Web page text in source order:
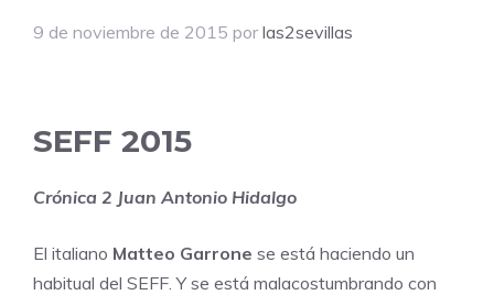
9 de noviembre de 2015 por las2sevillas
SEFF 2015
Crónica 2 Juan Antonio Hidalgo
El italiano Matteo Garrone se está haciendo un
habitual del SEFF. Y se está malacostumbrando con